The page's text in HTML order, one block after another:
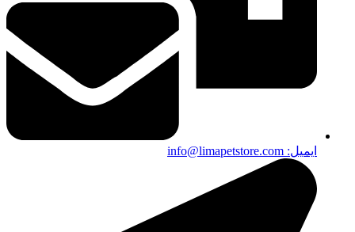
ایمیل: info@limapetstore.com